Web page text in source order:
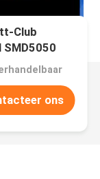
Club
SMD5050
ons